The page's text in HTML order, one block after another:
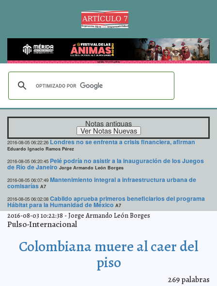
Notas antiguas
2016-08-05 06:22:26 Londres no se enfrenta a crisis financiera, afirman
Eduardo Ignacio Ramos Pérez
2016-08-05 06:20:45 Pelé podría no asistir a la inauguración de los Juegos
de Río de Janeiro Jorge Armando León Borges
2016-08-05 06:07:49 Mantenimiento integral a infraestructura urbana de
comisarías A7
2016-08-05 06:02:08 Cabildo aprueba primeros beneficiarios del programa
Hábitat para la Humanidad de México A7
2016-08-04 12:24:05 Ozzy Osbourne toma terapia de adicción al sexo
Armando León Borges
2016-08-04 12:15:09 Aún no deciden el futuro de Mónica Robles en El Señor
Claudia Sofía Gómez Infante
Danny García pide 40 millones de dólares para pelear
2016-08-03 10:22:38 -Jorge Armando León Borges
Pulso-Internacional
Colombiana muere al caer del
piso
269palabras